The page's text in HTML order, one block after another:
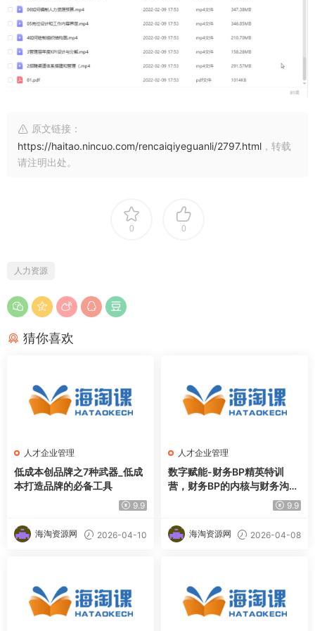
原文链接：
https://haitao.nincuo.com/rencaiqiyeguanli/2797.html ，转载
请注明出处。
0 0
人力资源
猜你喜欢
人才企业管理
低成本创品牌之7种武器_低成
本打造品牌的必备工具
9.9
海淘资源网 2026-04-10
人才企业管理
数字赋能-财务BP精英特训
营，财务BP的内核与财务沟通
9.9
海淘资源网 2026-04-08